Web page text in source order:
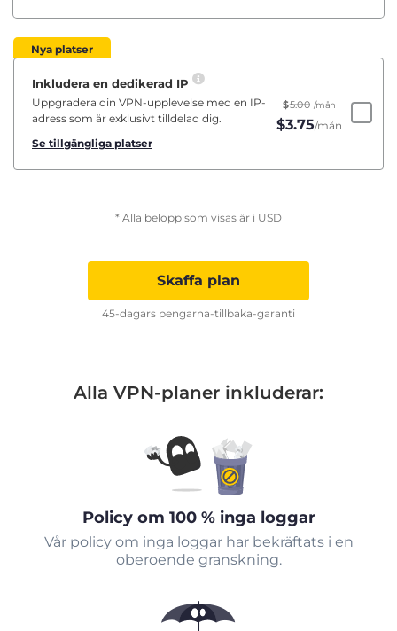
Nya platser
Inkludera en dedikerad IP
Uppgradera din VPN-upplevelse med en IP-
adress som är exklusivt tilldelad dig.
Se tillgängliga platser
$5.00 /mån
$3.75/mån
* Alla belopp som visas är i USD
Skaffa plan
45-dagars pengarna-tillbaka-garanti
Alla VPN-planer inkluderar:
Policy om 100 % inga loggar
Vår policy om inga loggar har bekräftats i en
oberoende granskning.